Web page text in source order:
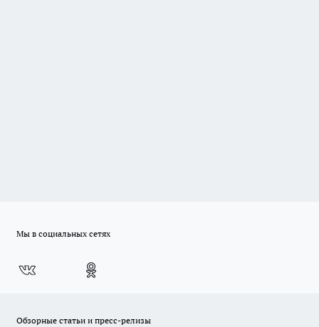
Мы в социальных сетях
Обзорные статьи и пресс-релизы